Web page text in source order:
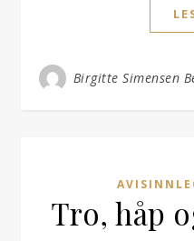
Birgitte Simensen
Tro, håp